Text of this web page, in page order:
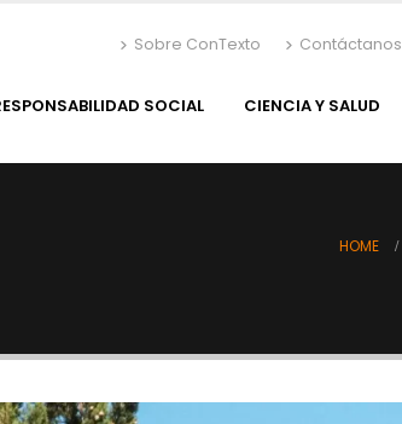
Sobre ConTexto Contáctanos
SOCIAL CIENCIA Y SALUD
HOME